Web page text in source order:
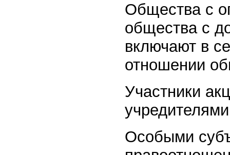
Общества с
общества с
включают в
отношении
Участники
Особыми